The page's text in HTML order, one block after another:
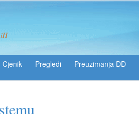
Pregledi Preuzimanja DD